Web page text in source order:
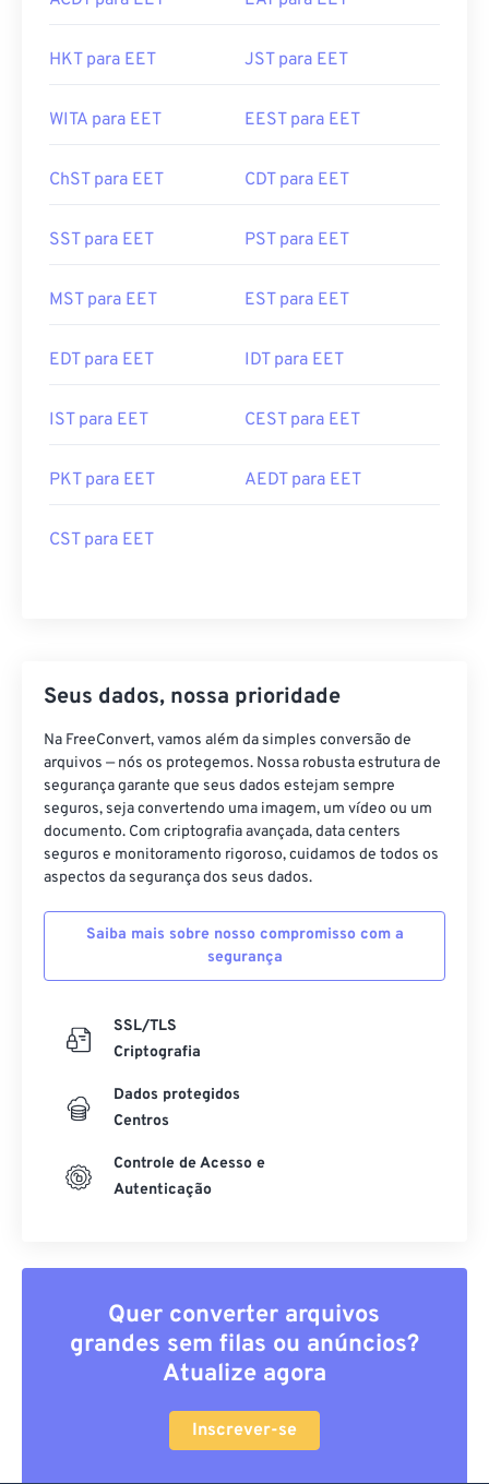
HKT para EET JST para EET
WITA para EET EEST para EET
ChST para EET CDT para EET
SST para EET PST para EET
MST para EET EST para EET
EDT para EET IDT para EET
IST para EET CEST para EET
PKT para EET AEDT para EET
CST para EET
Seus dados, nossa prioridade
Na FreeConvert, vamos além da simples conversão de
arquivos — nós os protegemos. Nossa robusta estrutura de
segurança garante que seus dados estejam sempre
seguros, seja convertendo uma imagem, um vídeo ou um
documento. Com criptografia avançada, data centers
seguros e monitoramento rigoroso, cuidamos de todos os
aspectos da segurança dos seus dados.
Saiba mais sobre nosso compromisso com a
segurança
SSL/TLS
Criptografia
Dados protegidos
Centros
Controle de Acesso e
Autenticação
Quer converter arquivos
grandes sem filas ou anúncios?
Atualize agora
Inscrever-se